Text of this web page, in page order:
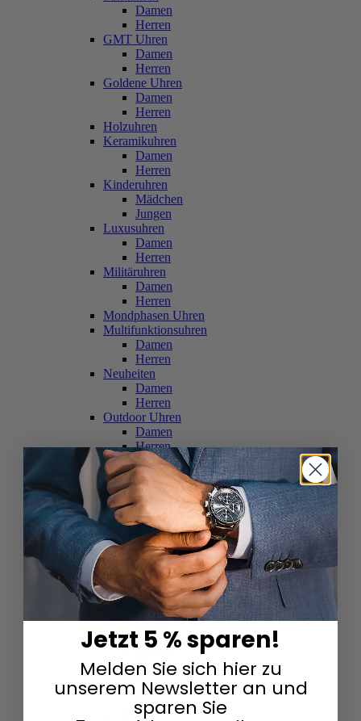
Damen
Herren
GMT Uhren
Damen
Herren
Goldene Uhren
Damen
Herren
Holzuhren
Keramikuhren
Damen
Herren
Kinderuhren
Mädchen
Jungen
Luxusuhren
Damen
Herren
Militäruhren
Damen
Herren
Mondphasen Uhren
Multifunktionsuhren
Damen
Herren
Neuheiten
Damen
Herren
Outdoor Uhren
Damen
Herren
Schweizer Uhren
Damen
Herren
Skelettuhren
Damen
Herren
Smartwatches
Damen
Herren
Solaruhren
Herren
Damen
Sportuhren
Damen
Herren
Swarovski & Edelsteine
Damen
Herren
Jetzt 5 % sparen!
Melden Sie sich hier zu
unserem Newsletter an und
sparen Sie